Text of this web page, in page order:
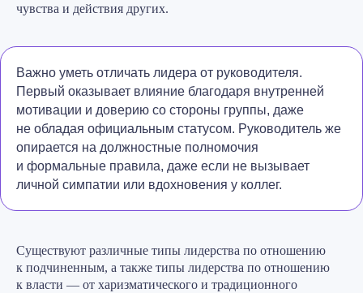
чувства и действия других.
Важно уметь отличать лидера от руководителя.
Первый оказывает влияние благодаря внутренней
мотивации и доверию со стороны группы, даже
не обладая официальным статусом. Руководитель же
опирается на должностные полномочия
и формальные правила, даже если не вызывает
личной симпатии или вдохновения у коллег.
Существуют различные типы лидерства по отношению
к подчиненным, а также типы лидерства по отношению
к власти — от харизматического и традиционного